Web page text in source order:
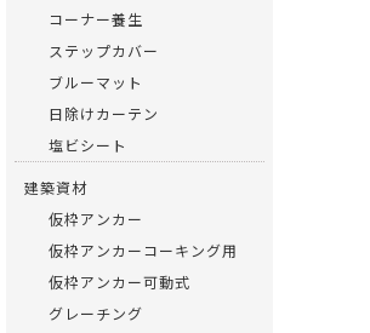
コーナー養生
ステップカバー
ブルーマット
日除けカーテン
塩ビシート
建築資材
仮枠アンカー
仮枠アンカーコーキング用
仮枠アンカー可動式
グレーチング